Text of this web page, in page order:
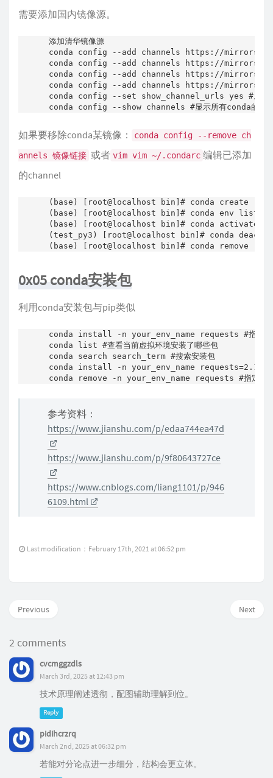
需要添加国内镜像源。
添加清华镜像源
conda config --add channels https://
conda config --add channels https://
conda config --add channels https://
conda config --add channels https://
conda config --set show_channel_urls yes #从
conda config --show channels #显示所有conda的
如果要移除conda某镜像： conda config --remove ch
annels 镜像链接 或者 vim vim ~/.condarc 编辑已添加
的channel
(base) [root@localhost bin]# conda create -n
(base) [root@localhost bin]# conda env list #查看
(base) [root@localhost bin]# conda activate
(test_py3) [root@localhost bin]# conda
(base) [root@localhost bin]# conda remove -n
0x05 conda安装包
利用conda安装包与pip类似
conda install -n your_env_name requests #指定虚拟
conda list #查看当前虚拟环境安装了哪些包
conda search search_term #搜索安装包
conda install -n your_env_name requests=2.18 #
参考资料：
https://www.jianshu.com/p/edaa744ea47d
https://www.jianshu.com/p/9f80643727ce
https://www.cnblogs.com/liang1101/p/946
6109.html
Last modification：February 17th, 2021 at 06:52 pm
Next
Previous
2 comments
cvcmggzdls
March 3rd, 2025 at 12:43 pm
技术原理阐述透彻，配图辅助理解到位。
Reply
pidihcrzrq
March 2nd, 2025 at 06:32 pm
若能对分论点进一步细分，结构会更立体。